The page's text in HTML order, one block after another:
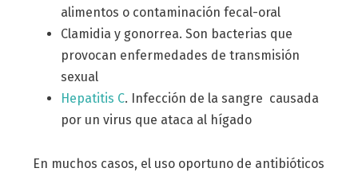
alimentos o contaminación fecal-oral
Clamidia y gonorrea. Son bacterias que
provocan enfermedades de transmisión
sexual
Hepatitis C. Infección de la sangre causada
por un virus que ataca al hígado
En muchos casos, el uso oportuno de antibióticos